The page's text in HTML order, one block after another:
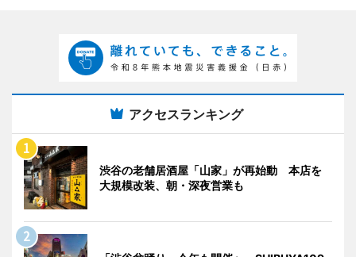
アクセスランキング
渋谷の老舗居酒屋「山家」が再始動 本店を
大規模改装、朝・深夜営業も